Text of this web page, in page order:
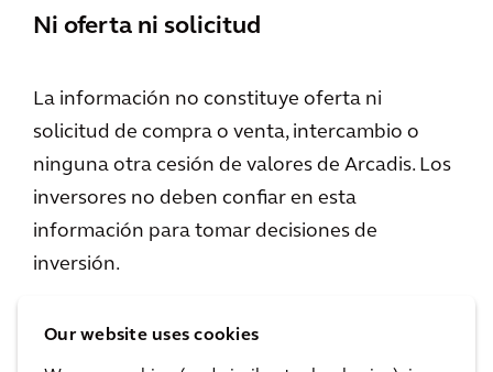
Our website uses cookies
Ni oferta ni solicitud
La información no constituye oferta ni
solicitud de compra o venta, intercambio o
ninguna otra cesión de valores de Arcadis. Los
inversores no deben confiar en esta
información para tomar decisiones de
inversión.